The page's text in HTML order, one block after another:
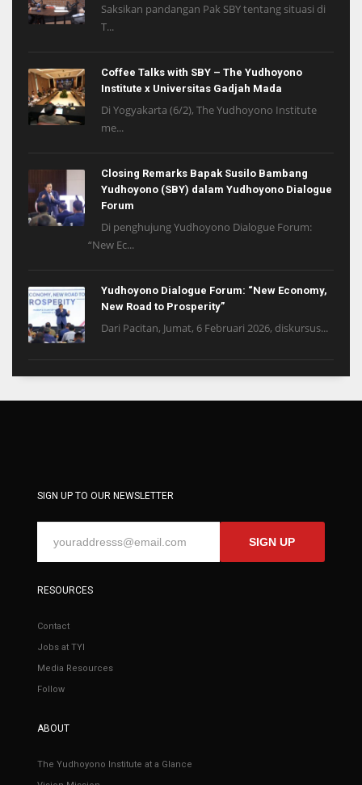
Saksikan pandangan Pak SBY tentang situasi di
T...
Coffee Talks with SBY – The Yudhoyono
Institute x Universitas Gadjah Mada
Di Yogyakarta (6/2), The Yudhoyono Institute
me...
Closing Remarks Bapak Susilo Bambang
Yudhoyono (SBY) dalam Yudhoyono Dialogue
Forum
Di penghujung Yudhoyono Dialogue Forum:
“New Ec...
Yudhoyono Dialogue Forum: “New Economy,
New Road to Prosperity”
Dari Pacitan, Jumat, 6 Februari 2026, diskursus...
SIGN UP TO OUR NEWSLETTER
SIGN UP
RESOURCES
Contact
Jobs at TYI
Media Resources
Follow
ABOUT
The Yudhoyono Institute at a Glance